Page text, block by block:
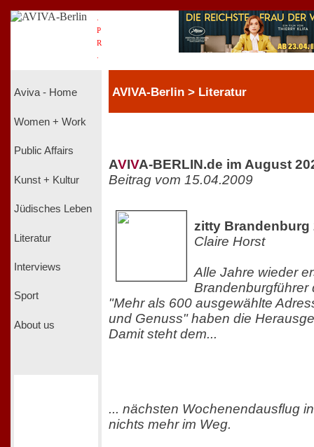
P
R
Aviva - Home
Women + Work
Public Affairs
Kunst + Kultur
Jüdisches Leben
Literatur
Interviews
Sport
About us
AVIVA-Berlin > Literatur
AVIVA-BERLIN.de im August
Beitrag vom 15.04.2009
zitty Brandenburg
Claire Horst
Alle Jahre wieder
Brandenburgführer
"Mehr als 600 ausgewählte
und Genuss" haben die
Damit steht dem...
... nächsten Wochenendausflug
nichts mehr im Weg.